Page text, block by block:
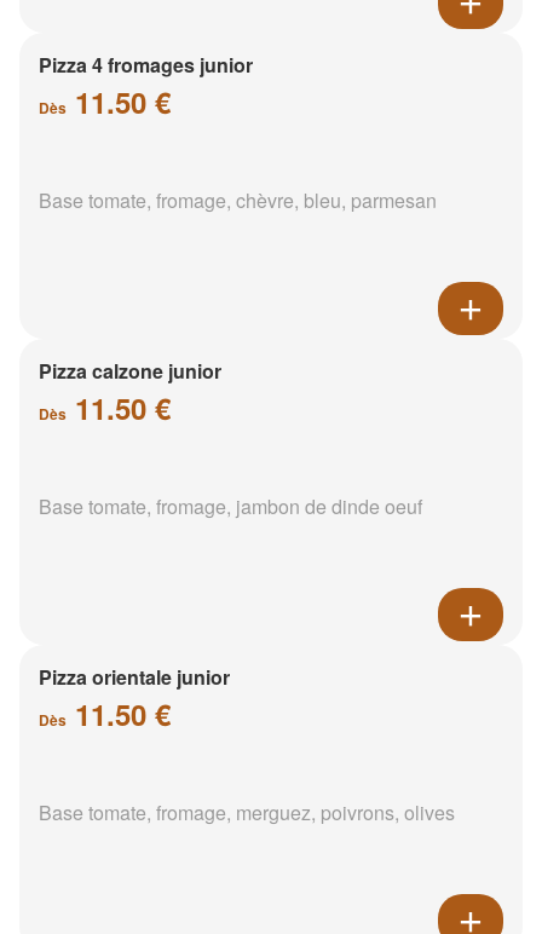
Pizza 4 fromages junior
Dès 11.50 €
Base tomate, fromage, chèvre, bleu, parmesan
Pizza calzone junior
Dès 11.50 €
Base tomate, fromage, jambon de dinde oeuf
Pizza orientale junior
Dès 11.50 €
Base tomate, fromage, merguez, poivrons, olives